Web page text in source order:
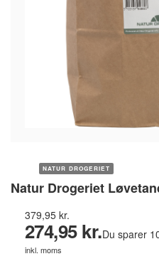
NATUR DROGERIET
Natur Drogeriet
379,95 kr.
274,95 kr.Du sparer
inkl. moms